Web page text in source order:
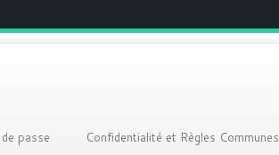
passe Confidentialité et Règles Communes